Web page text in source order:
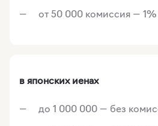
от 50 000 комиссия — 1%
в японских иенах
до 1 000 000 — без